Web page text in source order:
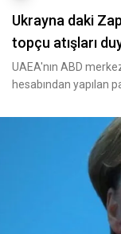
Ukrayna daki
topçu atışları
UAEA'nın ABD
hesabından yapılan